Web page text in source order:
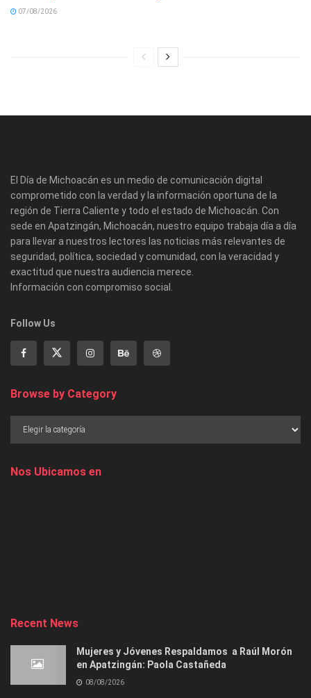
07/08/2026
El Día de Michoacán es un medio de comunicación digital
comprometido con la verdad y la información oportuna de la
región de Tierra Caliente y todo el estado de Michoacán. Con
sede en Apatzingán, Michoacán, nuestro equipo trabaja día a día
para llevar a nuestros lectores las noticias más relevantes de
seguridad, política, sociedad y comunidad, con la veracidad y
exactitud que nuestra audiencia merece.
Información con compromiso social.
Follow Us
Browse by Category
Nos Ubicamos en
Recent News
Mujeres y Jóvenes Respaldamos a Raúl Morón
en Apatzingán: Paola Castañeda
08/08/2026